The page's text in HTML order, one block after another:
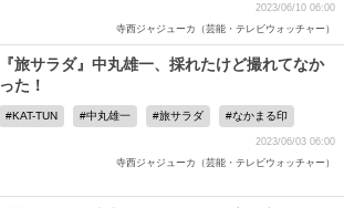
2023/06/10 06:00
寺西ジャジューカ（芸能・テレビウォッチャー）
『旅サラダ』中丸雄一、採れたけど撮れてなか
った！
KAT-TUN 中丸雄一 旅サラダ なかまる印
2023/06/03 06:00
寺西ジャジューカ（芸能・テレビウォッチャー）